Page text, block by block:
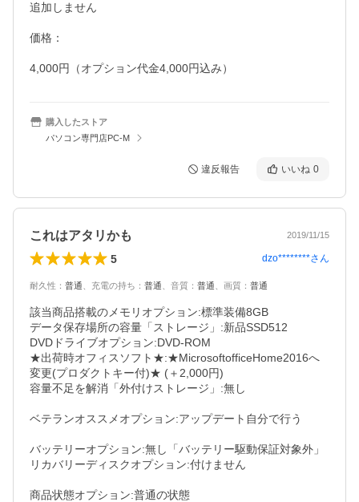
追加しません
価格：
4,000円（オプション代金4,000円込み）
購入したストア
パソコン専門店PC-M
違反報告 いいね 0
これはアタリかも 2019/11/15
5 dzo********さん
耐久性 ： 普通 充電の持ち ： 普通 音質 ： 普通 画質 ： 普通
該当商品搭載のメモリオプション:標準装備8GB
データ保存場所の容量「ストレージ」:新品SSD512
DVDドライブオプション:DVD-ROM
★出荷時オフィスソフト★:★MicrosoftofficeHome2016へ
変更(プロダクトキー付)★ (＋2,000円)
容量不足を解消「外付けストレージ」:無し
ベテランオススメオプション:アップデート自分で行う
バッテリーオプション:無し「バッテリー駆動保証対象外」
リカバリーディスクオプション:付けません
商品状態オプション:普通の状態